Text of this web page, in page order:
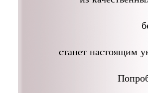
станет настоящим